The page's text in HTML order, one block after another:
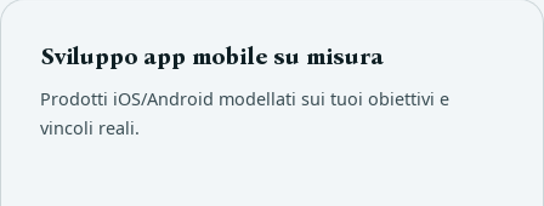
Sviluppo app mobile su misura
Prodotti iOS/Android modellati sui tuoi obiettivi e
vincoli reali.